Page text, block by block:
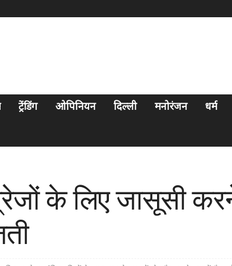
ट्रेंडिंग ओपिनियन दिल्ली मनोरंजन धर्म
के लिए जासूसी